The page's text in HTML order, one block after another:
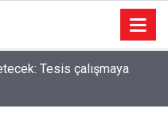
Tesis çalışmaya